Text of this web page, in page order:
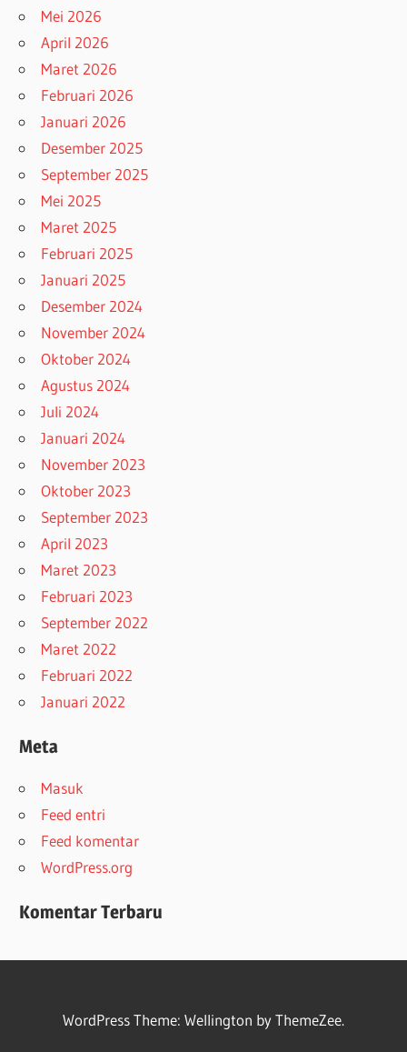
Mei 2026
April 2026
Maret 2026
Februari 2026
Januari 2026
Desember 2025
September 2025
Mei 2025
Maret 2025
Februari 2025
Januari 2025
Desember 2024
November 2024
Oktober 2024
Agustus 2024
Juli 2024
Januari 2024
November 2023
Oktober 2023
September 2023
April 2023
Maret 2023
Februari 2023
September 2022
Maret 2022
Februari 2022
Januari 2022
Meta
Masuk
Feed entri
Feed komentar
WordPress.org
Komentar Terbaru
WordPress Theme: Wellington by ThemeZee.